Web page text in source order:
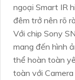
ngoại Smart IR
đêm trở nên rõ
Với chip Sony
mang đến hình
thể hoàn toàn
toàn với Camera